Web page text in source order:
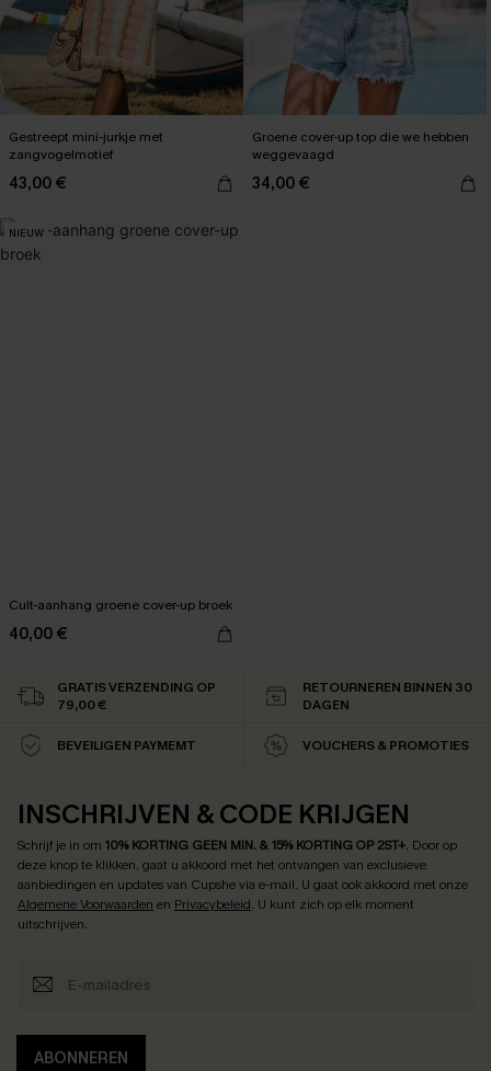
Gestreept mini-jurkje met
zangvogelmotief
43,00 €
Groene cover-up top die we hebben
weggevaagd
34,00 €
NIEUW
Cult-aanhang groene cover-up broek
40,00 €
GRATIS VERZENDING OP
79,00 €
RETOURNEREN BINNEN 30
DAGEN
BEVEILIGEN PAYMEMT VOUCHERS & PROMOTIES
INSCHRIJVEN & CODE KRIJGEN
Schrijf je in om 10% KORTING GEEN MIN. & 15% KORTING OP 2ST+. Door op
deze knop te klikken, gaat u akkoord met het ontvangen van exclusieve
aanbiedingen en updates van Cupshe via e-mail. U gaat ook akkoord met onze
Algemene Voorwaarden en Privacybeleid. U kunt zich op elk moment
uitschrijven.
ABONNEREN